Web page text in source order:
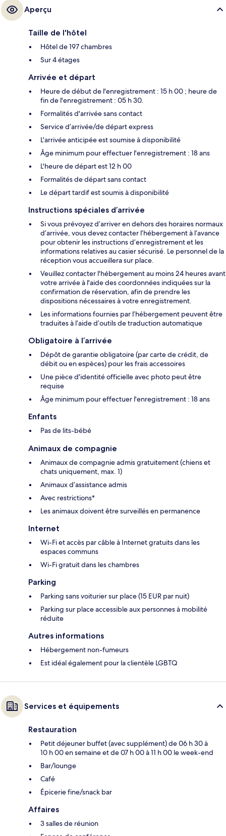
Aperçu
Taille de l'hôtel
Hôtel de 197 chambres
Sur 4 étages
Arrivée et départ
Heure de début de l'enregistrement : 15 h 00 ; heure de
fin de l'enregistrement : 05 h 30.
Formalités d'arrivée sans contact
Service d’arrivée/de départ express
L'arrivée anticipée est soumise à disponibilité
Âge minimum pour effectuer l'enregistrement : 18 ans
L'heure de départ est 12 h 00
Formalités de départ sans contact
Le départ tardif est soumis à disponibilité
Instructions spéciales d’arrivée
Si vous prévoyez d’arriver en dehors des horaires normaux
d’arrivée, vous devez contacter l’hébergement à l’avance
pour obtenir les instructions d’enregistrement et les
informations relatives au casier sécurisé. Le personnel de la
réception vous accueillera sur place.
Veuillez contacter l'hébergement au moins 24 heures avant
votre arrivée à l'aide des coordonnées indiquées sur la
confirmation de réservation, afin de prendre les
dispositions nécessaires à votre enregistrement.
Les informations fournies par l’hébergement peuvent être
traduites à l’aide d’outils de traduction automatique
Obligatoire à l’arrivée
Dépôt de garantie obligatoire (par carte de crédit, de
débit ou en espèces) pour les frais accessoires
Une pièce d'identité officielle avec photo peut être
requise
Âge minimum pour effectuer l'enregistrement : 18 ans
Enfants
Pas de lits-bébé
Animaux de compagnie
Animaux de compagnie admis gratuitement (chiens et
chats uniquement, max. 1)
Animaux d’assistance admis
Avec restrictions*
Les animaux doivent être surveillés en permanence
Internet
Wi-Fi et accès par câble à Internet gratuits dans les
espaces communs
Wi-Fi gratuit dans les chambres
Parking
Parking sans voiturier sur place (15 EUR par nuit)
Parking sur place accessible aux personnes à mobilité
réduite
Autres informations
Hébergement non-fumeurs
Est idéal également pour la clientèle LGBTQ
Services et équipements
Restauration
Petit déjeuner buffet (avec supplément) de 06 h 30 à
10 h 00 en semaine et de 07 h 00 à 11 h 00 le week-end
Bar/lounge
Café
Épicerie fine/snack bar
Affaires
3 salles de réunion